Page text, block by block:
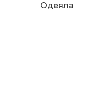
Одеяла